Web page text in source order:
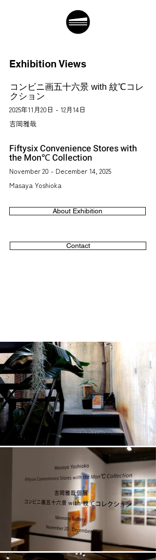
Exhibition Views
コンビニ画五十六景 with 紋℃コレ
クション
2025年11月20日 - 12月14日
吉岡雅哉
Fiftysix Convenience Stores with
the Mon℃ Collection
November 20 - December 14, 2025
Masaya Yoshioka
About Exhibition
Contact